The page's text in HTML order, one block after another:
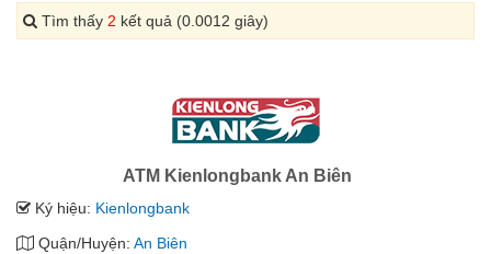
Tìm thấy 2 kết quả (0.0012 giây)
ATM Kienlongbank An Biên
Ký hiệu: Kienlongbank
Quận/Huyện: An Biên